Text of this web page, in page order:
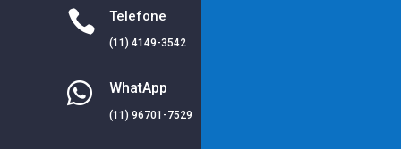
 Telefone
(11) 4149-3542
 WhatApp
(11) 96701-7529